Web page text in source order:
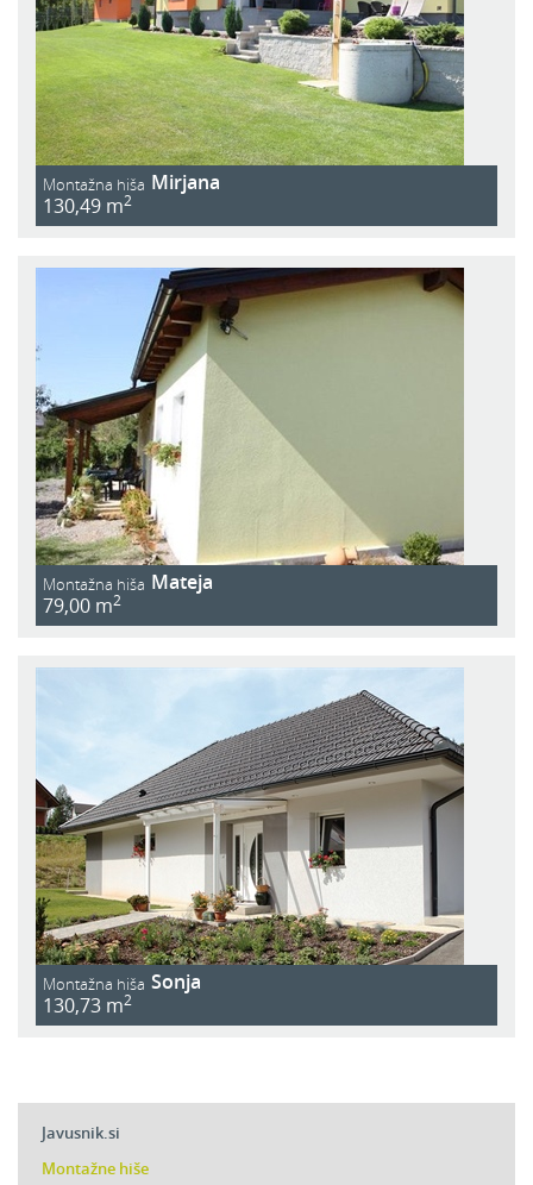
Montažna hiša Mirjana
130,49 m2
Montažna hiša Mateja
79,00 m2
Montažna hiša Sonja
130,73 m2
Javusnik.si
Montažne hiše